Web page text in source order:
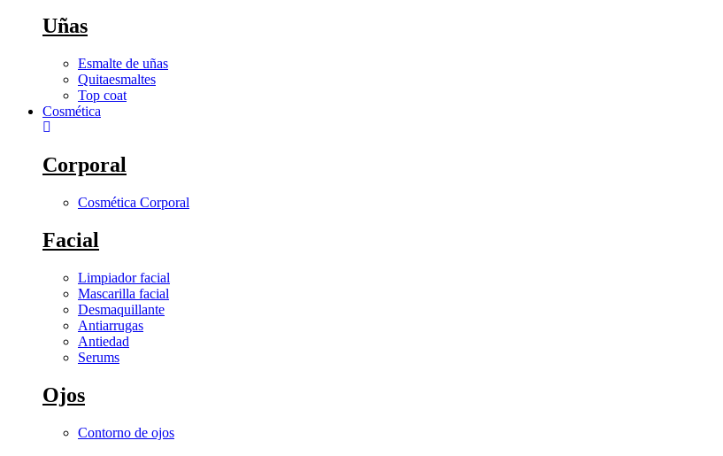
Uñas
Esmalte de uñas
Quitaesmaltes
Top coat
Cosmética
Corporal
Cosmética Corporal
Facial
Limpiador facial
Mascarilla facial
Desmaquillante
Antiarrugas
Antiedad
Serums
Ojos
Contorno de ojos